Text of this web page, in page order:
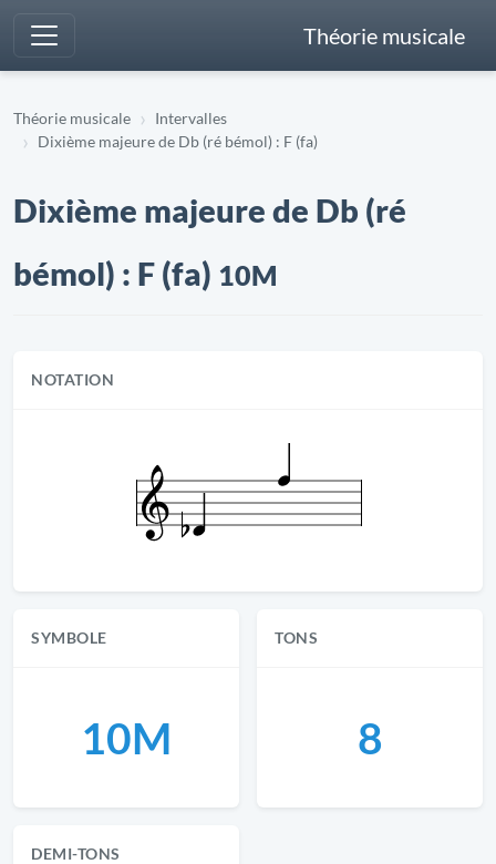
Théorie musicale
Théorie musicale
Intervalles
Dixième majeure de Db (ré bémol) : F (fa)
Dixième majeure de Db (ré
bémol) : F (fa) 10M
NOTATION
SYMBOLE
10M
TONS
8
DEMI-TONS